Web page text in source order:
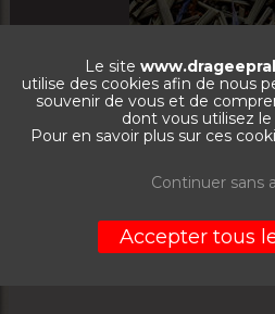
Le site
utilise des cookies afin de nous
souvenir de vous et de
dont vous utilisez le
Pour en savoir plus sur ces
Continuer sans
Accepter tous